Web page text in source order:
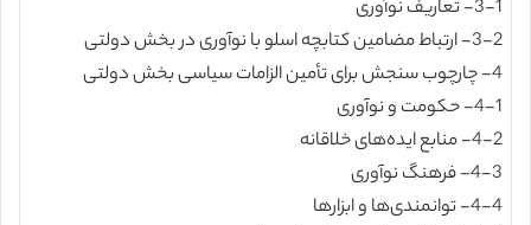
3-1- تعاریف نوآوری
3-2- ارتباط مضامین کتابچه اسلو با نوآوری در بخش دولتی
4- چارچوب سنجش برای تأمین الزامات سیاسی بخش دولتی
4-1- حکومت و نوآوری
4-2- منابع ایده‌های خلاقانه
4-3- فرهنگ نوآوری
4-4- توانمندی‌ها و ابزارها